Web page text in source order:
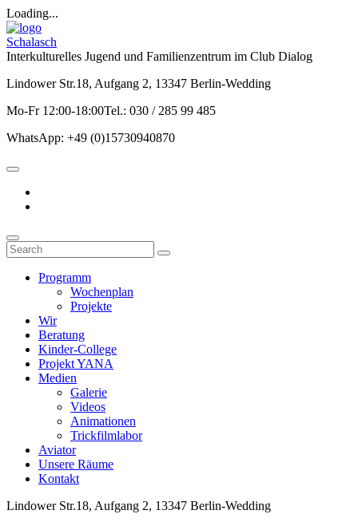
Loading...
Schalasch
Interkulturelles Jugend und Familienzentrum im Club Dialog
Lindower Str.18, Aufgang 2, 13347 Berlin-Wedding
Mo-Fr 12:00-18:00Tel.: 030 / 285 99 485
WhatsApp: +49 (0)15730940870
Programm
Wochenplan
Projekte
Wir
Beratung
Kinder-College
Projekt YANA
Medien
Galerie
Videos
Animationen
Trickfilmlabor
Aviator
Unsere Räume
Kontakt
Lindower Str.18, Aufgang 2, 13347 Berlin-Wedding